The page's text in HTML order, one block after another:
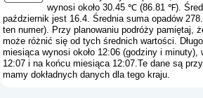
wynosi około 30.45 ℃ (86.81 ℉).
październik jest 16.4. Średnia suma opadów
ten numer). Przy planowaniu podróży pamiętaj,
może różnić się od tych średnich wartości.
miesiąca wynosi około 12:06 (godziny i minuty),
12:07 i na końcu miesiąca 12:07.Te dane są
mamy dokładnych danych dla tego kraju.